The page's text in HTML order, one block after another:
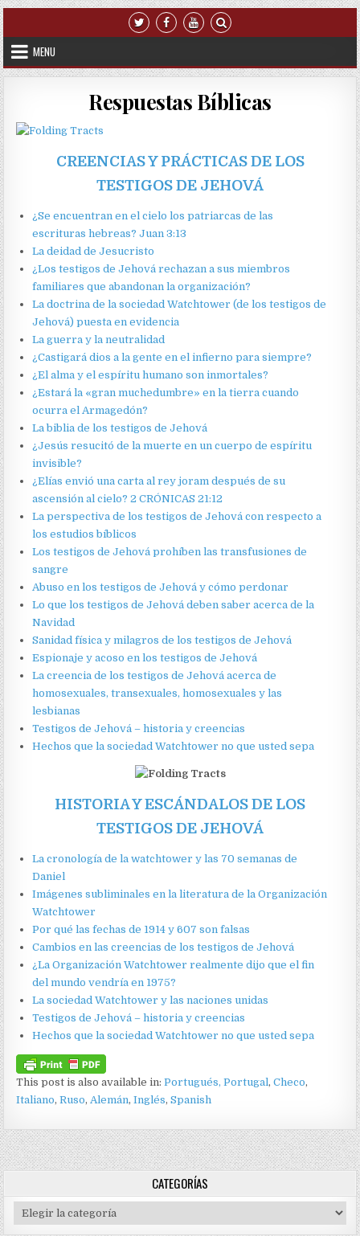
Skip to content
MENU
Respuestas Bíblicas
CREENCIAS Y PRÁCTICAS DE LOS
TESTIGOS DE JEHOVÁ
¿Se encuentran en el cielo los patriarcas de las
escrituras hebreas? Juan 3:13
La deidad de Jesucristo
¿Los testigos de Jehová rechazan a sus miembros
familiares que abandonan la organización?
La doctrina de la sociedad Watchtower (de los testigos de
Jehová) puesta en evidencia
La guerra y la neutralidad
¿Castigará dios a la gente en el infierno para siempre?
¿El alma y el espíritu humano son inmortales?
¿Estará la «gran muchedumbre» en la tierra cuando
ocurra el Armagedón?
La biblia de los testigos de Jehová
¿Jesús resucitó de la muerte en un cuerpo de espíritu
invisible?
¿Elías envió una carta al rey joram después de su
ascensión al cielo? 2 CRÓNICAS 21:12
La perspectiva de los testigos de Jehová con respecto a
los estudios bíblicos
Los testigos de Jehová prohíben las transfusiones de
sangre
Abuso en los testigos de Jehová y cómo perdonar
Lo que los testigos de Jehová deben saber acerca de la
Navidad
Sanidad física y milagros de los testigos de Jehová
Espionaje y acoso en los testigos de Jehová
La creencia de los testigos de Jehová acerca de
homosexuales, transexuales, homosexuales y las
lesbianas
Testigos de Jehová – historia y creencias
Hechos que la sociedad Watchtower no que usted sepa
HISTORIAY ESCÁNDALOS DE LOS
TESTIGOS DE JEHOVÁ
La cronología de la watchtower y las 70 semanas de
Daniel
Imágenes subliminales en la literatura de la Organización
Watchtower
Por qué las fechas de 1914 y 607 son falsas
Cambios en las creencias de los testigos de Jehová
¿La Organización Watchtower realmente dijo que el fin
del mundo vendría en 1975?
La sociedad Watchtower y las naciones unidas
Testigos de Jehová – historia y creencias
Hechos que la sociedad Watchtower no que usted sepa
This post is also available in:Portugués, Portugal Checo
Italiano Ruso Alemán Inglés Spanish
CATEGORÍAS
Categorías